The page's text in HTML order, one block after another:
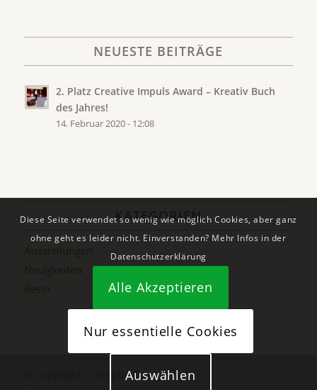
NEUESTE BEITRÄGE
2. Platz Creative Impuls Award – Kreativ Buch
des Jahres!
14. Februar 2020 - 12:08
KATEGORIEN
© Copyright - Stefanie Etter
Diese Seite verwendet so wenig wie möglich Cookies, aber ganz
ohne geht es leider nicht. Einverstanden? Mehr Infos in der
Datenschutzerklärung
Alle Akzeptieren
Nur essentielle Cookies
Auswählen